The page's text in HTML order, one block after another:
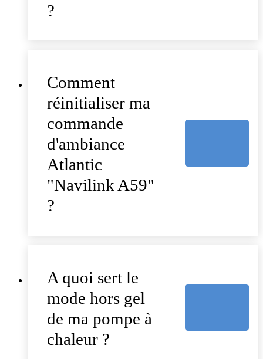
?
Comment
réinitialiser ma
commande
d'ambiance
Atlantic
"Navilink A59"
?
A quoi sert le
mode hors gel
de ma pompe à
chaleur ?